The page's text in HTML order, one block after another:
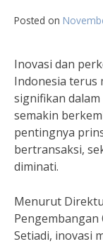
Posted on
Inovasi dan
Indonesia terus
signifikan
semakin
pentingnya
bertransaksi,
diminati.
Menurut
Pengembangan
Setiadi, inovasi